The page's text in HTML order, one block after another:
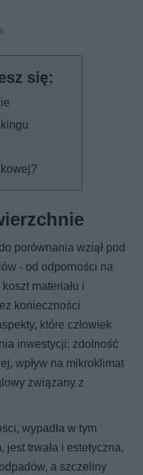
porównania wziął pod
- od odporności na
materiału i
konieczności
które człowiek
inwestycji: zdolność
wpływ na mikroklimat
związany z
wypadła w tym
trwała i estetyczna,
a szczeliny